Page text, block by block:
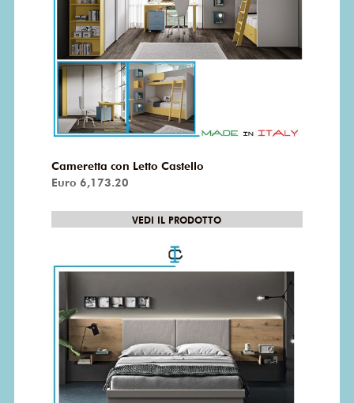
Cameretta con Letto Castello
Euro 6,173.20
VEDI IL PRODOTTO